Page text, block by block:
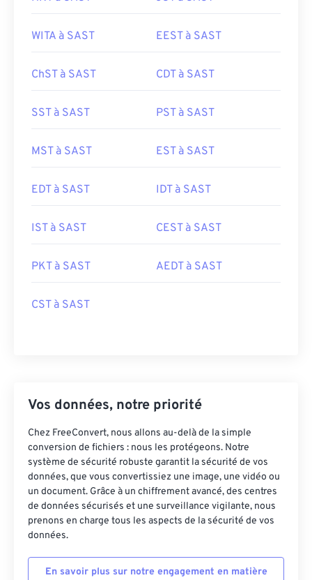
WITA à SAST EEST à SAST
ChST à SAST CDT à SAST
SST à SAST PST à SAST
MST à SAST EST à SAST
EDT à SAST IDT à SAST
IST à SAST CEST à SAST
PKT à SAST AEDT à SAST
CST à SAST
Vos données, notre priorité
Chez FreeConvert, nous allons au-delà de la simple
conversion de fichiers : nous les protégeons. Notre
système de sécurité robuste garantit la sécurité de vos
données, que vous convertissiez une image, une vidéo ou
un document. Grâce à un chiffrement avancé, des centres
de données sécurisés et une surveillance vigilante, nous
prenons en charge tous les aspects de la sécurité de vos
données.
En savoir plus sur notre engagement en matière